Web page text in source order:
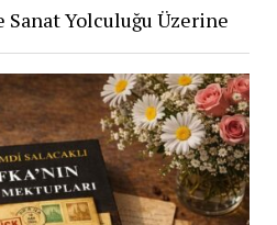
Sanat Yolculuğu Üzerine